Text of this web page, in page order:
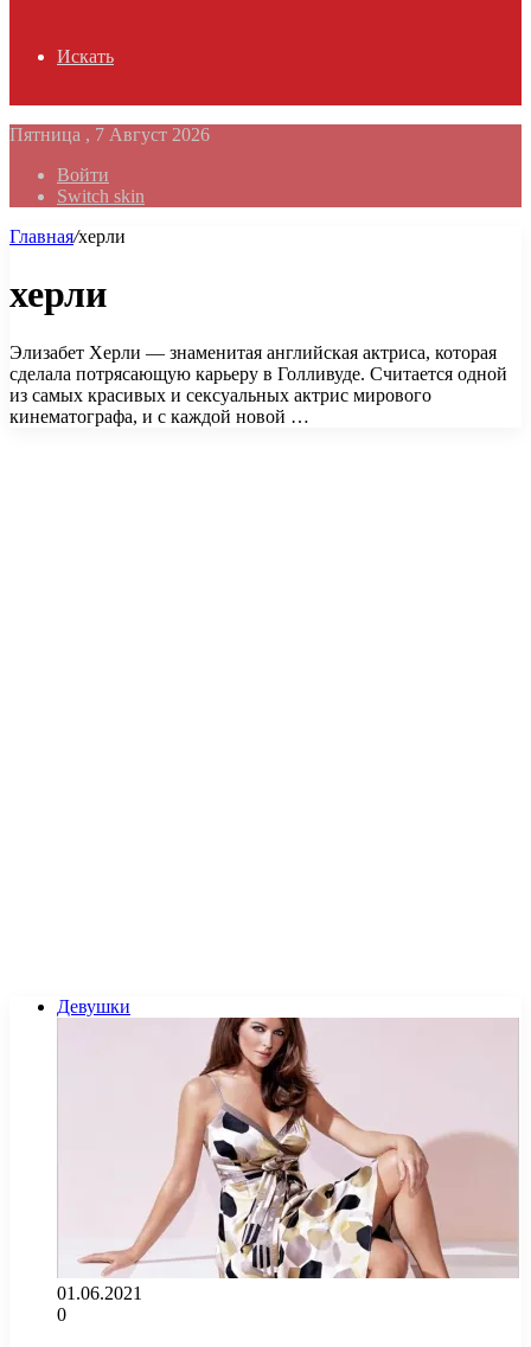
Искать
Пятница , 7 Август 2026
Войти
Switch skin
Главная/херли
херли
Элизабет Херли — знаменитая английская актриса, которая
сделала потрясающую карьеру в Голливуде. Считается одной
из самых красивых и сексуальных актрис мирового
кинематографа, и с каждой новой …
Девушки
01.06.2021
0